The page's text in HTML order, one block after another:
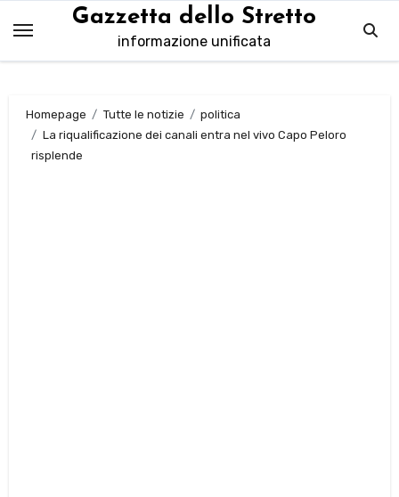
contenuto
Gazzetta dello Stretto
informazione unificata
Homepage Tutte le notizie
politica
La riqualificazione dei canali entra nel vivo Capo Peloro
risplende